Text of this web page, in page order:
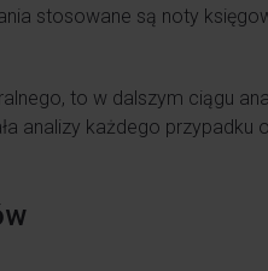
stosowane są noty
to w dalszym ciągu
analizy każdego przypadku